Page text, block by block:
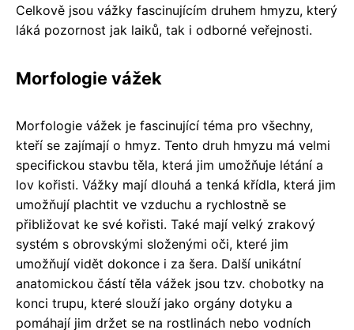
Celkově jsou vážky fascinujícím druhem hmyzu, který
láká pozornost jak laiků, tak i odborné veřejnosti.
Morfologie vážek
Morfologie vážek je fascinující téma pro všechny,
kteří se zajímají o hmyz. Tento druh hmyzu má velmi
specifickou stavbu těla, která jim umožňuje létání a
lov kořisti. Vážky mají dlouhá a tenká křídla, která jim
umožňují plachtit ve vzduchu a rychlostně se
přibližovat ke své kořisti. Také mají velký zrakový
systém s obrovskými složenými oči, které jim
umožňují vidět dokonce i za šera. Další unikátní
anatomickou částí těla vážek jsou tzv. chobotky na
konci trupu, které slouží jako orgány dotyku a
pomáhají jim držet se na rostlinách nebo vodních